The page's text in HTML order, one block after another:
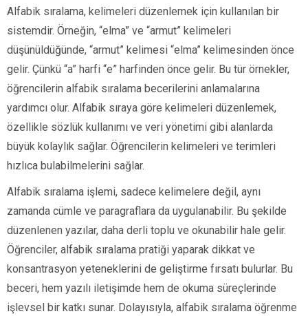
Alfabik sıralama, kelimeleri düzenlemek için kullanılan bir
sistemdir. Örneğin, “elma” ve “armut” kelimeleri
düşünüldüğünde, “armut” kelimesi “elma” kelimesinden önce
gelir. Çünkü “a” harfi “e” harfinden önce gelir. Bu tür örnekler,
öğrencilerin alfabik sıralama becerilerini anlamalarına
yardımcı olur. Alfabik sıraya göre kelimeleri düzenlemek,
özellikle sözlük kullanımı ve veri yönetimi gibi alanlarda
büyük kolaylık sağlar. Öğrencilerin kelimeleri ve terimleri
hızlıca bulabilmelerini sağlar.
Alfabik sıralama işlemi, sadece kelimelere değil, aynı
zamanda cümle ve paragraflara da uygulanabilir. Bu şekilde
düzenlenen yazılar, daha derli toplu ve okunabilir hale gelir.
Öğrenciler, alfabik sıralama pratiği yaparak dikkat ve
konsantrasyon yeteneklerini de geliştirme fırsatı bulurlar. Bu
beceri, hem yazılı iletişimde hem de okuma süreçlerinde
işlevsel bir katkı sunar. Dolayısıyla, alfabik sıralama öğrenme